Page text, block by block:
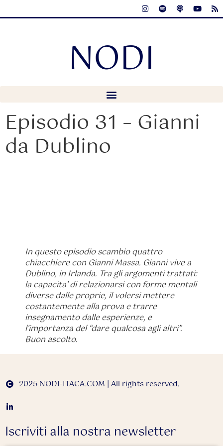
NODI
Episodio 31 – Gianni
da Dublino
In questo episodio scambio quattro
chiacchiere con Gianni Massa. Gianni vive a
Dublino, in Irlanda. Tra gli argomenti trattati:
la capacita’ di relazionarsi con forme mentali
diverse dalle proprie, il volersi mettere
costantemente alla prova e trarre
insegnamento dalle esperienze, e
l’importanza del “dare qualcosa agli altri”.
Buon ascolto.
2025 NODI-ITACA.COM | All rights reserved.
Iscriviti alla nostra newsletter